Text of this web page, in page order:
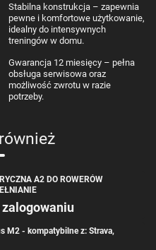
Stabilna konstrukcja – zapewnia
pewne i komfortowe użytkowanie,
idealny do intensywnych
treningów w domu.
Gwarancja 12 miesięcy – pełna
obsługa serwisowa oraz
możliwość zwrotu w razie
potrzeby.
A2 DO ROWERÓW
M2 - kompatybilne z: Strava,